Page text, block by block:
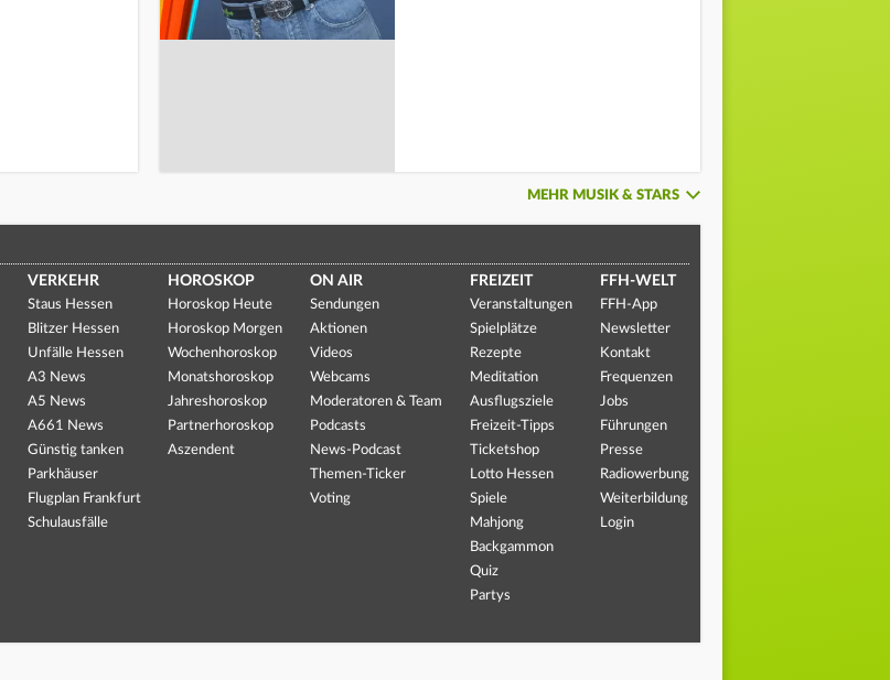
MEHR MUSIK & STARS
VERKEHR
Staus Hessen
Blitzer Hessen
Unfälle Hessen
A3 News
A5 News
A661 News
Günstig tanken
Parkhäuser
Flugplan Frankfurt
Schulausfälle
HOROSKOP
Horoskop Heute
Horoskop Morgen
Wochenhoroskop
Monatshoroskop
Jahreshoroskop
Partnerhoroskop
Aszendent
ON AIR
Sendungen
Aktionen
Videos
Webcams
Moderatoren & Team
Podcasts
News-Podcast
Themen-Ticker
Voting
FREIZEIT
Veranstaltungen
Spielplätze
Rezepte
Meditation
Ausflugsziele
Freizeit-Tipps
Ticketshop
Lotto Hessen
Spiele
Mahjong
Backgammon
Quiz
Partys
FFH-WELT
FFH-App
Newsletter
Kontakt
Frequenzen
Jobs
Führungen
Presse
Radiowerbung
Weiterbildung
Login